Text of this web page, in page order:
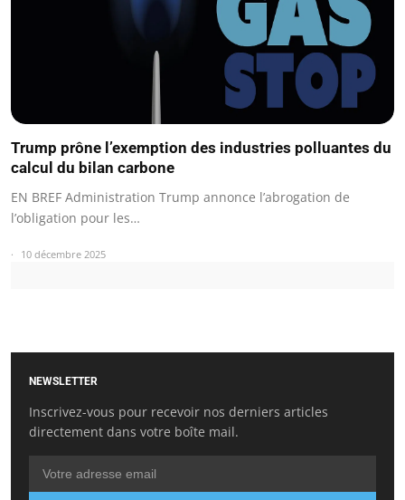
Trump prône l’exemption des industries polluantes du
calcul du bilan carbone
EN BREF Administration Trump annonce l’abrogation de
l’obligation pour les…
10 décembre 2025
NEWSLETTER
Inscrivez-vous pour recevoir nos derniers articles
directement dans votre boîte mail.